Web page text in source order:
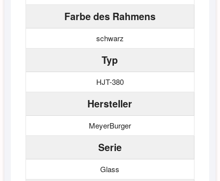
Farbe des Rahmens
schwarz
Typ
HJT-380
Hersteller
MeyerBurger
Serie
Glass